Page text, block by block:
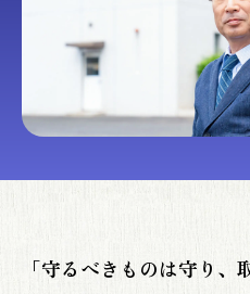
「守るべきものは守り